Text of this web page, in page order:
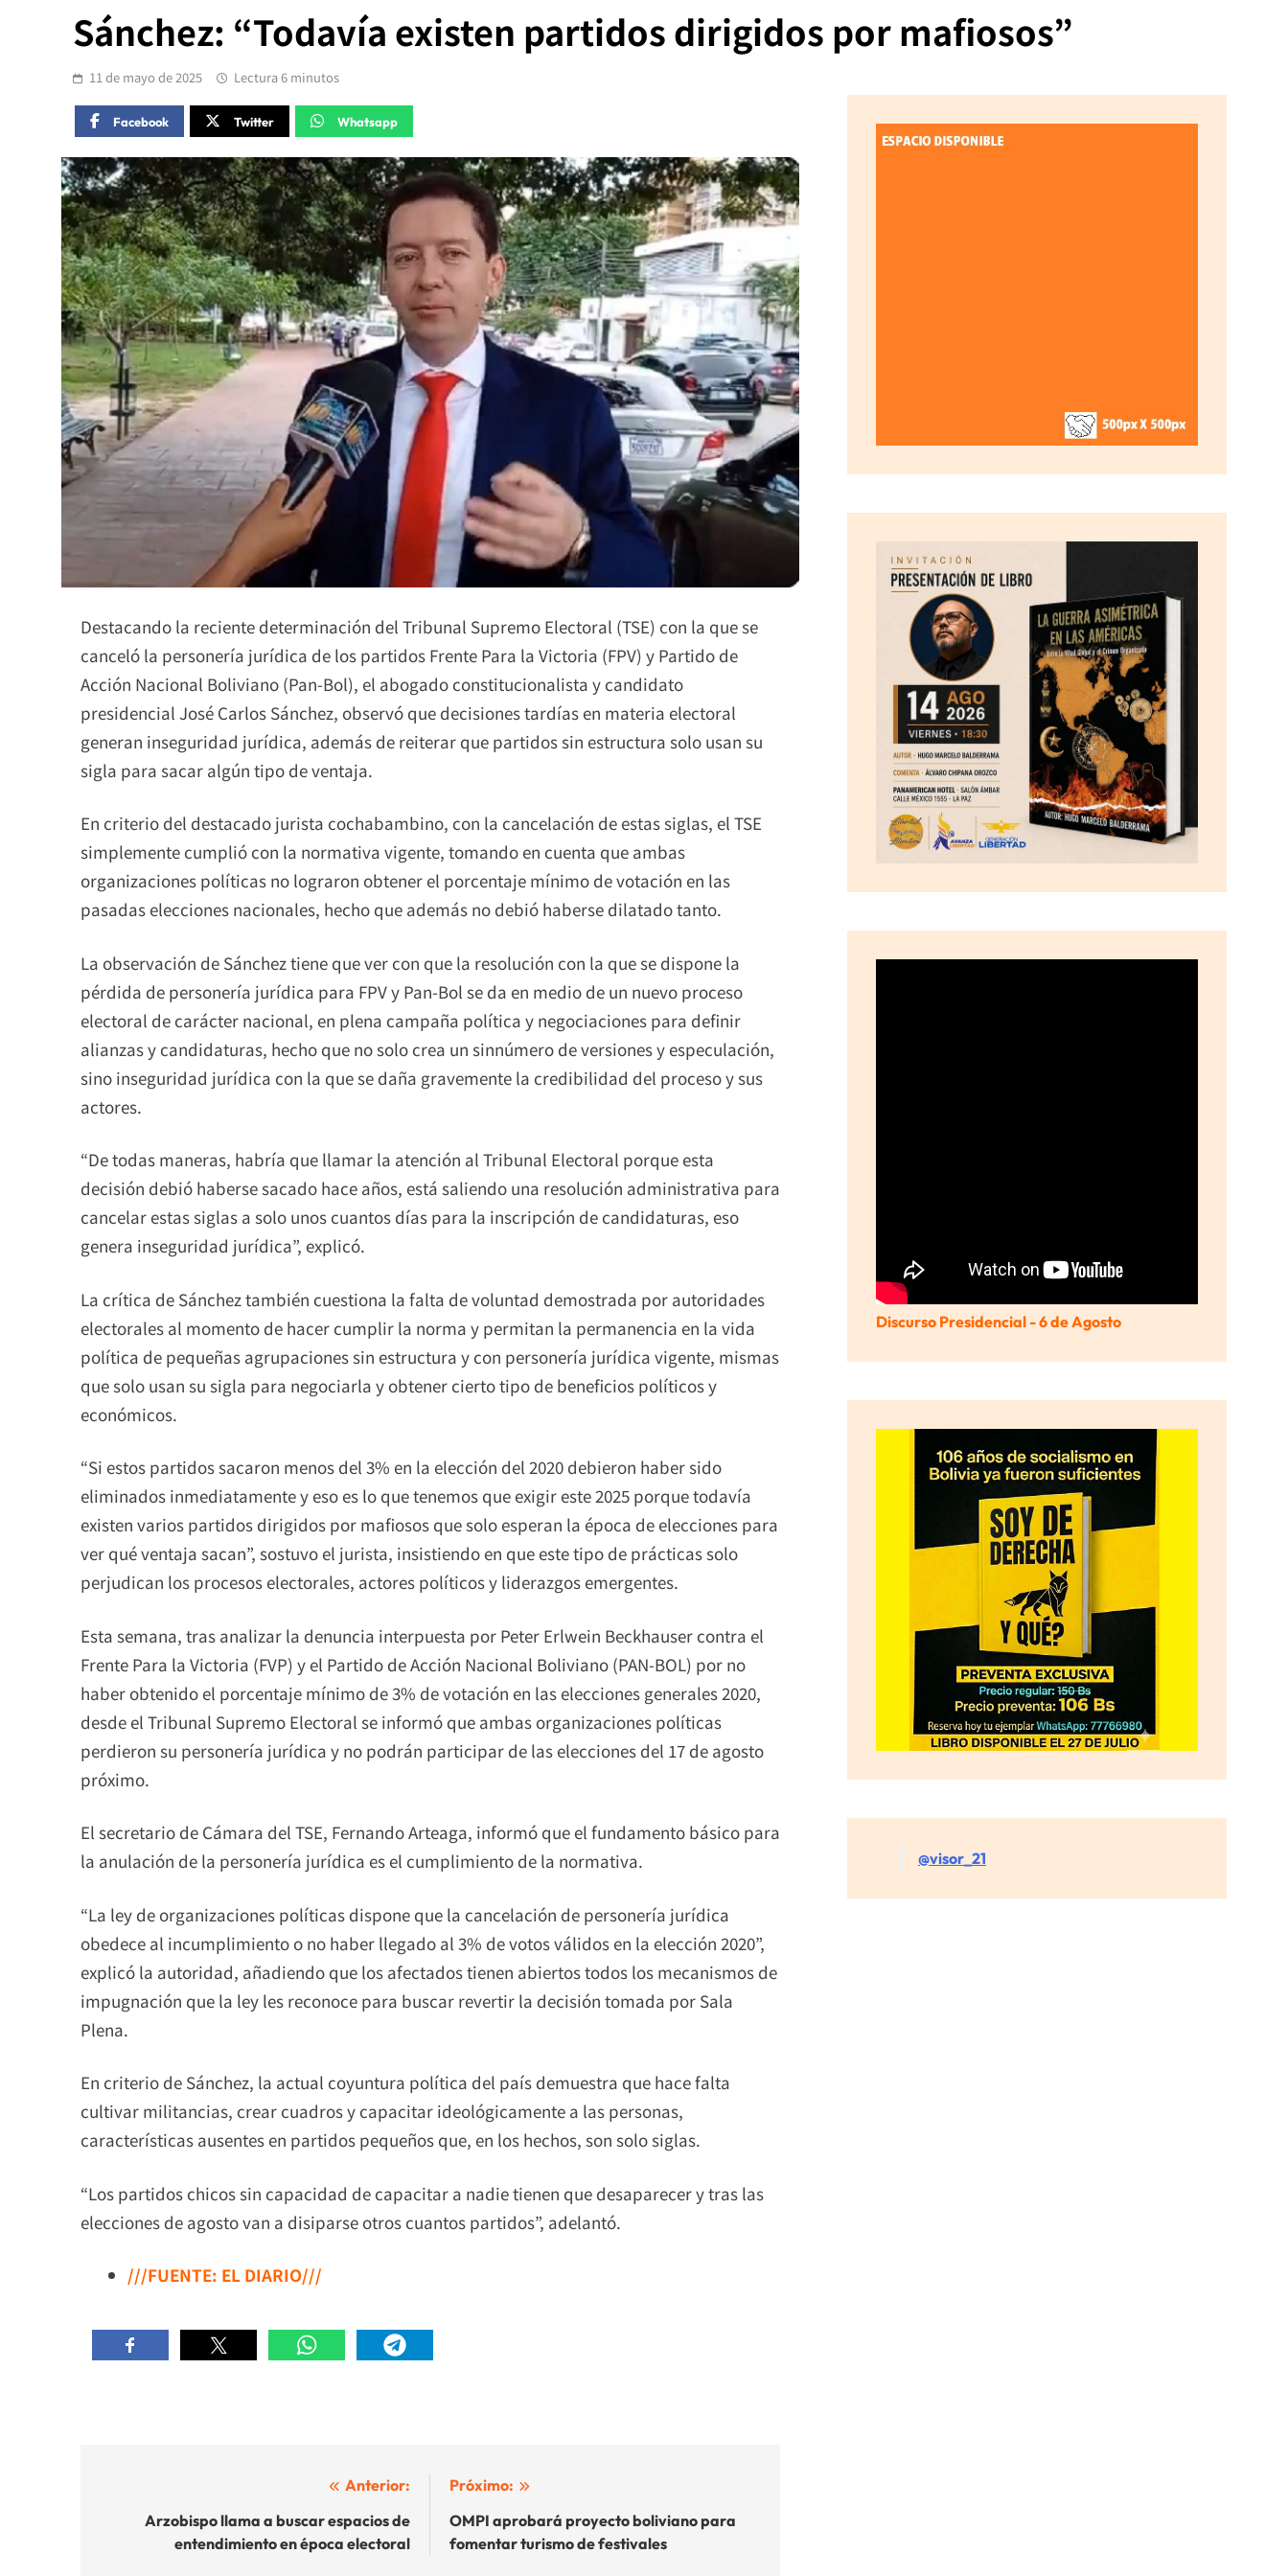
Sánchez: “Todavía existen partidos dirigidos por mafiosos”
11 de mayo de 2025 Lectura 6 minutos
Facebook Twitter Whatsapp
Destacando la reciente determinación del Tribunal Supremo Electoral (TSE) con la que se
canceló la personería jurídica de los partidos Frente Para la Victoria (FPV) y Partido de
Acción Nacional Boliviano (Pan-Bol), el abogado constitucionalista y candidato
presidencial José Carlos Sánchez, observó que decisiones tardías en materia electoral
generan inseguridad jurídica, además de reiterar que partidos sin estructura solo usan su
sigla para sacar algún tipo de ventaja.
En criterio del destacado jurista cochabambino, con la cancelación de estas siglas, el TSE
simplemente cumplió con la normativa vigente, tomando en cuenta que ambas
organizaciones políticas no lograron obtener el porcentaje mínimo de votación en las
pasadas elecciones nacionales, hecho que además no debió haberse dilatado tanto.
La observación de Sánchez tiene que ver con que la resolución con la que se dispone la
pérdida de personería jurídica para FPV y Pan-Bol se da en medio de un nuevo proceso
electoral de carácter nacional, en plena campaña política y negociaciones para definir
alianzas y candidaturas, hecho que no solo crea un sinnúmero de versiones y especulación,
sino inseguridad jurídica con la que se daña gravemente la credibilidad del proceso y sus
actores.
“De todas maneras, habría que llamar la atención al Tribunal Electoral porque esta
decisión debió haberse sacado hace años, está saliendo una resolución administrativa para
cancelar estas siglas a solo unos cuantos días para la inscripción de candidaturas, eso
genera inseguridad jurídica”, explicó.
La crítica de Sánchez también cuestiona la falta de voluntad demostrada por autoridades
electorales al momento de hacer cumplir la norma y permitan la permanencia en la vida
política de pequeñas agrupaciones sin estructura y con personería jurídica vigente, mismas
que solo usan su sigla para negociarla y obtener cierto tipo de beneficios políticos y
económicos.
“Si estos partidos sacaron menos del 3% en la elección del 2020 debieron haber sido
eliminados inmediatamente y eso es lo que tenemos que exigir este 2025 porque todavía
existen varios partidos dirigidos por mafiosos que solo esperan la época de elecciones para
ver qué ventaja sacan”, sostuvo el jurista, insistiendo en que este tipo de prácticas solo
perjudican los procesos electorales, actores políticos y liderazgos emergentes.
Esta semana, tras analizar la denuncia interpuesta por Peter Erlwein Beckhauser contra el
Frente Para la Victoria (FVP) y el Partido de Acción Nacional Boliviano (PAN-BOL) por no
haber obtenido el porcentaje mínimo de 3% de votación en las elecciones generales 2020,
desde el Tribunal Supremo Electoral se informó que ambas organizaciones políticas
perdieron su personería jurídica y no podrán participar de las elecciones del 17 de agosto
próximo.
El secretario de Cámara del TSE, Fernando Arteaga, informó que el fundamento básico para
la anulación de la personería jurídica es el cumplimiento de la normativa.
“La ley de organizaciones políticas dispone que la cancelación de personería jurídica
obedece al incumplimiento o no haber llegado al 3% de votos válidos en la elección 2020”,
explicó la autoridad, añadiendo que los afectados tienen abiertos todos los mecanismos de
impugnación que la ley les reconoce para buscar revertir la decisión tomada por Sala
Plena.
En criterio de Sánchez, la actual coyuntura política del país demuestra que hace falta
cultivar militancias, crear cuadros y capacitar ideológicamente a las personas,
características ausentes en partidos pequeños que, en los hechos, son solo siglas.
“Los partidos chicos sin capacidad de capacitar a nadie tienen que desaparecer y tras las
elecciones de agosto van a disiparse otros cuantos partidos”, adelantó.
///FUENTE: EL DIARIO///
entradas
Anterior:
Arzobispo llama a buscar espacios de
entendimiento en época electoral
Próximo:
OMPI aprobará proyecto boliviano para
fomentar turismo de festivales
Discurso Presidencial - 6 de Agosto
@visor_21